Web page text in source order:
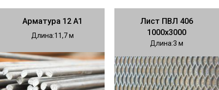
Арматура 12 А1
Длина 11,7
Лист ПВЛ 406
1000х3000
Длина 3